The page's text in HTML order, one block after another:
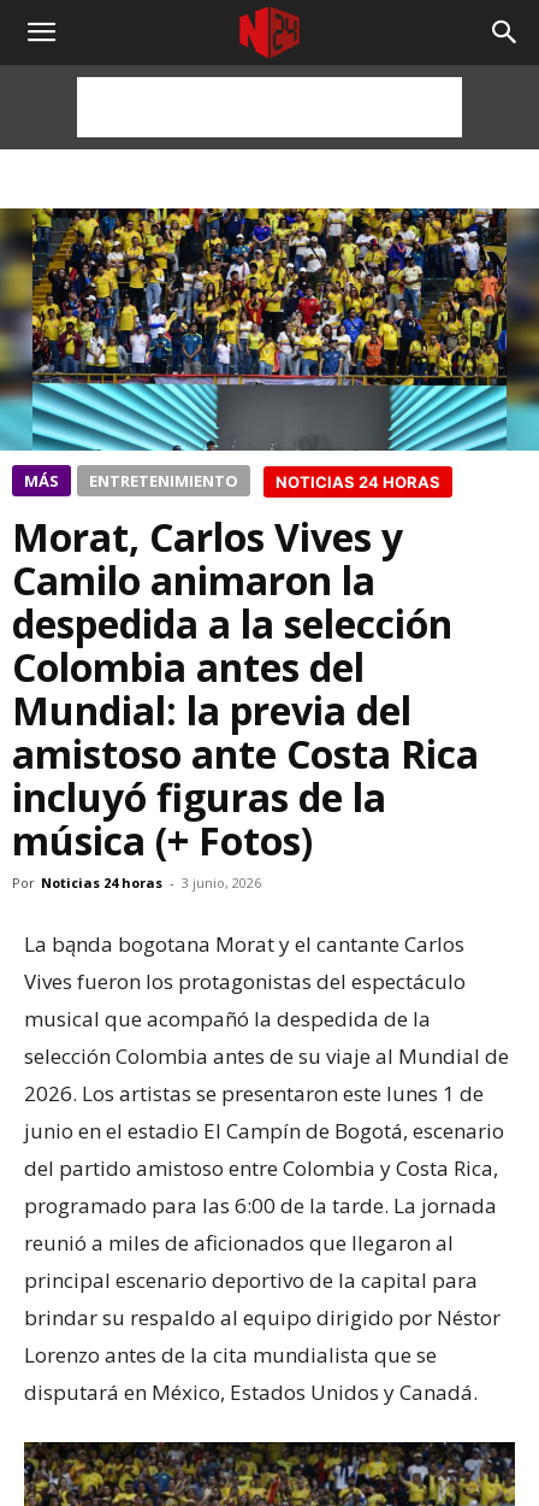
NOTICIAS
HORAS
MÁS ENTRETENIMIENTO NOTICIAS 24 HORAS
Morat, Carlos Vives y
Camilo animaron la
despedida a la selección
Colombia antes del
Mundial: la previa del
amistoso ante Costa Rica
incluyó figuras de la
música (+ Fotos)
Por Noticias 24 horas - 3 junio, 2026
La bąnda bogotana Morat y el cantante Carlos
Vives fueron los protagonistas del espectáculo
musical que acompañó la despedida de la
selección Colombia antes de su viaje al Mundial de
2026. Los artistas se presentaron este lunes 1 de
junio en el estadio El Campín de Bogotá, escenario
del partido amistoso entre Colombia y Costa Rica,
programado para las 6:00 de la tarde. La jornada
reunió a miles de aficionados que llegaron al
principal escenario deportivo de la capital para
brindar su respaldo al equipo dirigido por Néstor
Lorenzo antes de la cita mundialista que se
disputará en México, Estados Unidos y Canadá.